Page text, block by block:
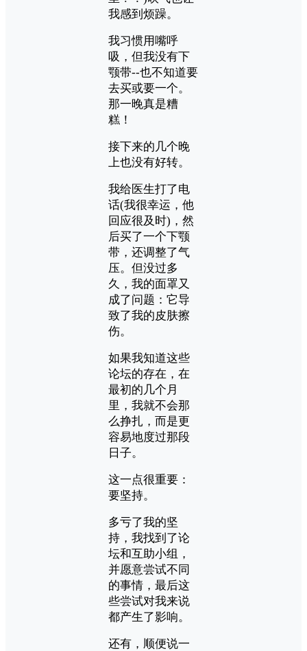
我感到烦躁。
我习惯用嘴呼
吸，但我没有下
颚带--也不知道要
去买或要一个。
那一晚真是糟
糕！
接下来的几个晚
上也没有好转。
我给医生打了电
话(我很幸运，他
回应很及时)，然
后买了一个下颚
带，还调整了气
压。但没过多
久，我的面罩又
成了问题：它导
致了我的皮肤擦
伤。
如果我知道这些
论坛的存在，在
最初的几个月
里，我就不会那
么挣扎，而是更
容易地度过那段
日子。
这一点很重要：
要坚持。
多亏了我的坚
持，我找到了论
坛和互助小组，
并愿意尝试不同
的事情，最后这
些尝试对我来说
都产生了影响。
还有，顺便说一